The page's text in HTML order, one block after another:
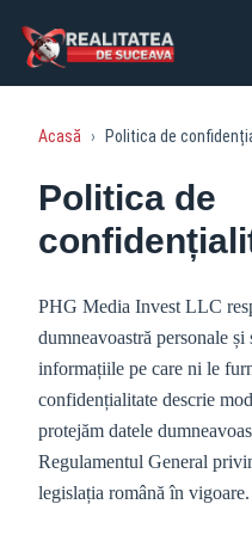
Acasă › Politica de
Politica de
PHG Media Invest LLC
dumneavoastră personale și
informațiile pe care ni le
confidențialitate descrie
protejăm datele
Regulamentul General
legislația română în vigoare.